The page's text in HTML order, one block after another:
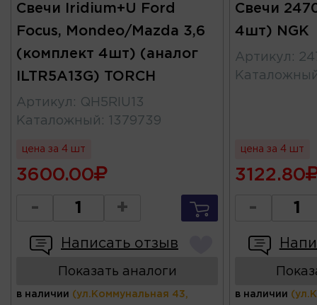
Свечи Iridium+U Ford
Focus, Mondeo/Mazda 3,6
(комплект 4шт) (аналог
ILTR5A13G) TORCH
Артикул : QH5RIU13
Каталожный : 1379739
цена за 4 шт
3600.00
- +
Написать отзыв
Показать аналоги
в наличии (ул.Коммунальная 43,
Свечи
4шт) NGK
Артикул :
цена за 4 шт
3122.80
-
в наличии